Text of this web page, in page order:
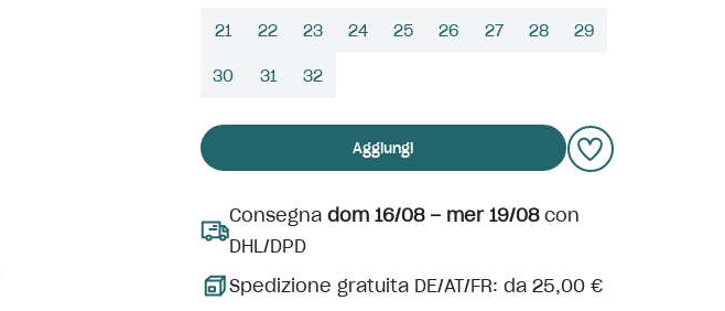
21 22 23 24 25 26 27 28 29
30 31 32
Aggiungi
Consegna dom 16/08 – mer 19/08con
DHL/DPD
Spedizione gratuita DE/AT/FR: da 25,00 €